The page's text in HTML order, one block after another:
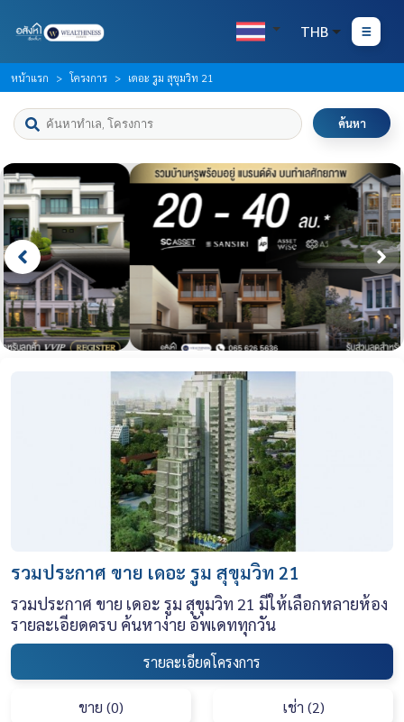
THB
หน้าแรก โครงการ เดอะ รูม สุขุมวิท 21
ค้นหา
รวมประกาศ ขาย เดอะ รูม สุขุมวิท 21
รวมประกาศ ขาย เดอะ รูม สุขุมวิท 21 มีให้เลือกหลายห้อง
รายละเอียดครบ ค้นหาง่าย อัพเดททุกวัน
รายละเอียดโครงการ
ขาย (0) เช่า (2)